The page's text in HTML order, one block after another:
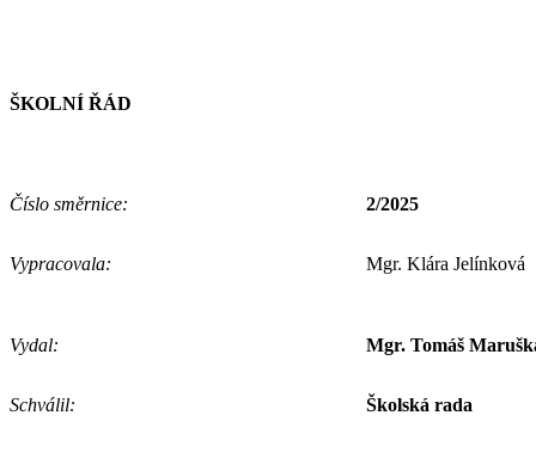
ŠKOLNÍ ŘÁD
Číslo směrnice: 2/2025
Vypracovala:
Vydal:
Mgr. Klára Jelínková
Mgr. Tomáš
Schválil: Školská rada